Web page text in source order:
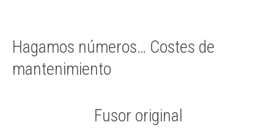
Hagamos números… Costes de
mantenimiento
Fusor original